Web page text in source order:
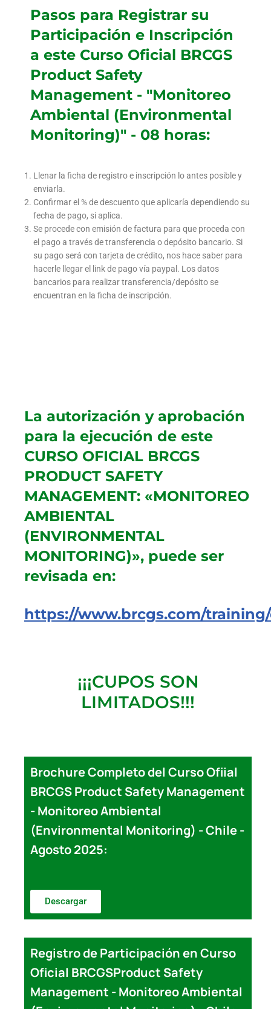
Pasos para Registrar su
Participación e Inscripción
a este Curso Oficial BRCGS
Product Safety
Management - "Monitoreo
Ambiental (Environmental
Monitoring)" - 08 horas:
Llenar la ficha de registro e inscripción lo antes posible y
enviarla.
Confirmar el % de descuento que aplicaría dependiendo su
fecha de pago, si aplica.
Se procede con emisión de factura para que proceda con
el pago a través de transferencia o depósito bancario. Si
su pago será con tarjeta de crédito, nos hace saber para
hacerle llegar el link de pago vía paypal. Los datos
bancarios para realizar transferencia/depósito se
encuentran en la ficha de inscripción.
La autorización y aprobación
para la ejecución de este
CURSO OFICIAL BRCGS
PRODUCT SAFETY
MANAGEMENT: «MONITOREO
AMBIENTAL
(ENVIRONMENTAL
MONITORING)», puede ser
revisada en:
https://www.brcgs.com/
¡¡¡CUPOS SON
LIMITADOS!!!
Brochure Completo del Curso Ofiial
BRCGS Product Safety Management
- Monitoreo Ambiental
(Environmental Monitoring) - Chile -
Agosto 2025:
Descargar
Registro de Participación en Curso
Oficial BRCGSProduct Safety
Management - Monitoreo Ambiental